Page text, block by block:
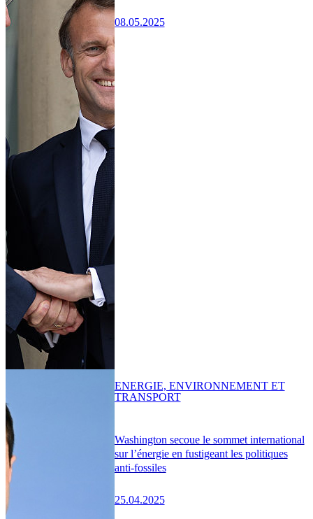
08.05.2025
Washington secoue le sommet international
sur l’énergie en fustigeant les politiques
anti-fossiles
25.04.2025
ENERGIE, ENVIRONNEMENT ET
TRANSPORT